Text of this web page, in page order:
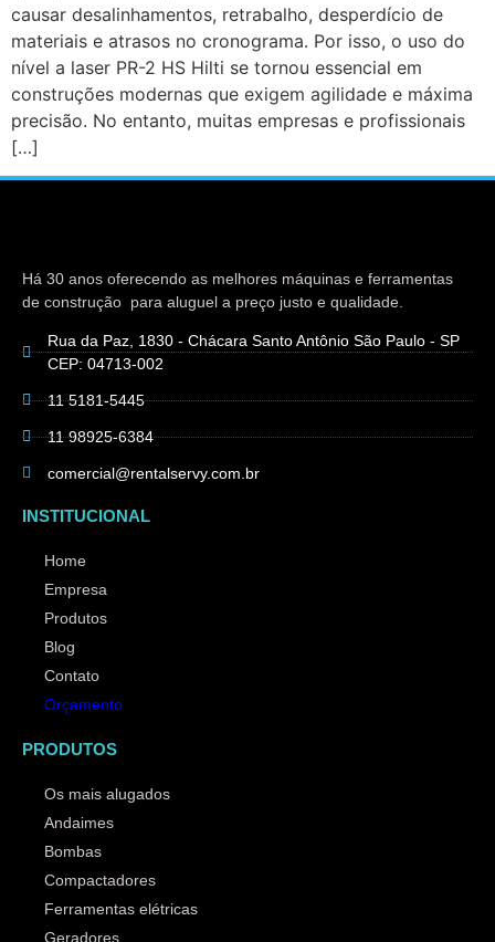
causar desalinhamentos, retrabalho, desperdício de
materiais e atrasos no cronograma. Por isso, o uso do
nível a laser PR-2 HS Hilti se tornou essencial em
construções modernas que exigem agilidade e máxima
precisão. No entanto, muitas empresas e profissionais
[…]
Há 30 anos oferecendo as melhores máquinas e ferramentas
de construção para aluguel a preço justo e qualidade.
Rua da Paz, 1830 - Chácara Santo Antônio São Paulo - SP
CEP: 04713-002
11 5181-5445
11 98925-6384
comercial@rentalservy.com.br
INSTITUCIONAL
Home
Empresa
Produtos
Blog
Contato
Orçamento
PRODUTOS
Os mais alugados
Andaimes
Bombas
Compactadores
Ferramentas elétricas
Geradores